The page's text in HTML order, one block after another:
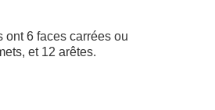
ont 6 faces carrées ou
et 12 arêtes.